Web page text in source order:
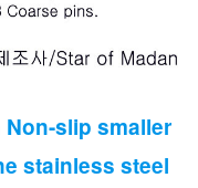
slip smaller
stainless steel